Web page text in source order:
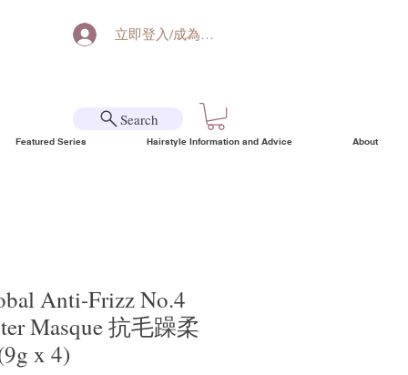
立即登入/成為會員
Search
Featured Series Hairstyle Information and Advice About
Anti-Frizz No.4
Masque 抗毛躁柔
x 4)